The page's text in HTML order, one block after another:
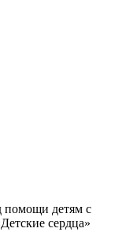
помощи детям с
сердца»